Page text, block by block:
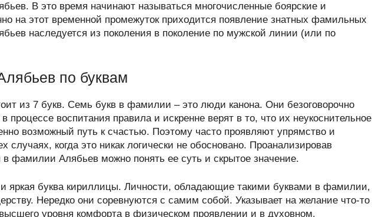
В это время начинают называться многочисленные боярские и
на этот временной промежуток приходится появление знатных фамильных
наследуется из поколения в поколение по мужской линии (или по
по буквам
из 7 букв. Семь букв в фамилии – это люди канона. Они безоговорочно
воспитания правила и искренне верят в то, что их неукоснительное
возможный путь к счастью. Поэтому часто проявляют упрямство и
случаях, когда это никак логически не обосновано. Проанализировав
в фамилии Алябьев можно понять ее суть и скрытое значение.
яркая буква кириллицы. Личности, обладающие такими буквами в фамилии,
Нередко они соревнуются с самим собой. Указывает на желание что-то
уровня комфорта в физическом проявлении и в духовном.